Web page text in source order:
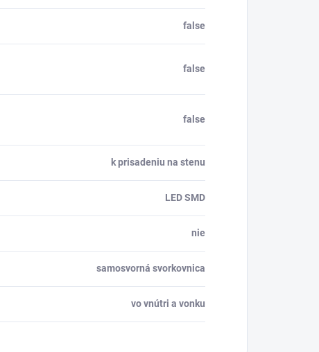
false
false
false
k prisadeniu na stenu
LED SMD
nie
samosvorná svorkovnica
vo vnútri a vonku